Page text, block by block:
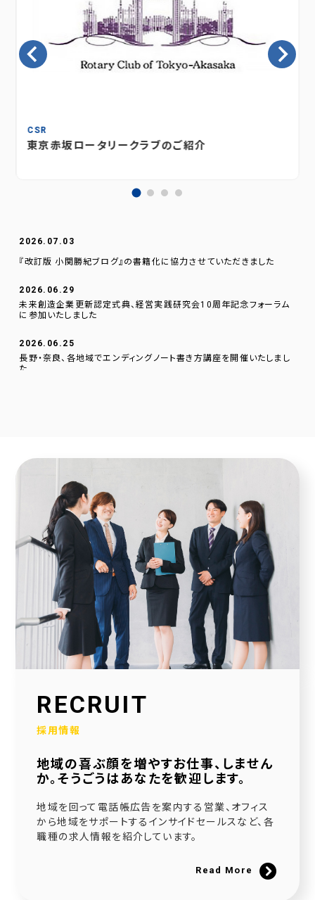
CSR
東京赤坂ロータリークラブのご紹介
2026.07.03
『改訂版 小関勝紀ブログ』の書籍化に協力させていただきました
2026.06.29
未来創造企業更新認定式典、経営実践研究会10周年記念フォーラム
に参加いたしました
2026.06.25
長野・奈良、各地域でエンディングノート書き方講座を開催いたしまし
た
2026.04.20
2025年度奈良こども食堂ネットワークサポート活動報告
2026.04.07
採用サイトに社員の声を1件追加しました！
2026.01.30
当社公式SNSアカウントを立ち上げました！
2026.01.16
採用サイトを大幅リニューアルいたしました！
社会福祉協議会様と協働で生活べんり帳を制作いたしました
広告枠付きエンディングノートの個別販売を開始しました！
NPO法人様と協働でエンディングノートを制作いたしました
2025.08.20
RECRUIT
採用情報
地域の喜ぶ顔を増やすお仕事、しません
か。そうごうはあなたを歓迎します。
地域を回って電話帳広告を案内する営業、オフィス
から地域をサポートするインサイドセールスなど、各
職種の求人情報を紹介しています。
Read More